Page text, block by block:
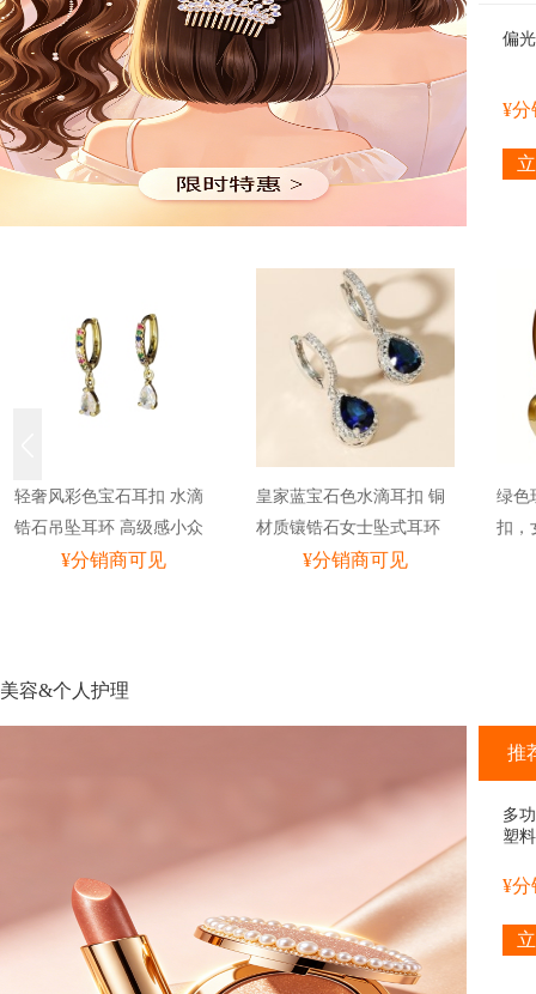
偏
¥分
轻奢风彩色宝石耳扣 水滴
锆石吊坠耳环 高级感小众
¥分销商可见
皇家蓝宝石色水滴耳扣 铜
材质镶锆石女士坠式耳环
¥分销商可见
绿色
扣，
美容&个人护理
推
多
塑
架
面
¥分